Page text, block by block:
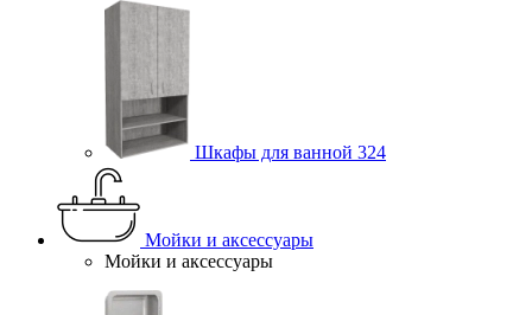
Шкафы для ванной 324
Мойки и аксессуары
Мойки и аксессуары